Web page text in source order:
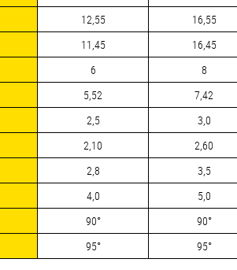
12,55 16,55
11,45 16,45
6 8
5,52 7,42
2,5 3,0
2,10 2,60
2,8 3,5
4,0 5,0
90° 90°
95° 95°